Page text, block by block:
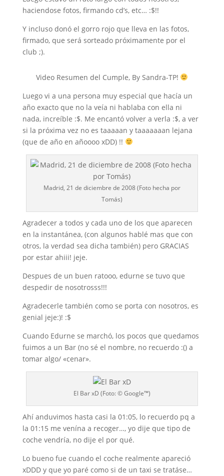
haciendose fotos, firmando cd’s, etc… :$!!
Y incluso donó el gorro rojo que lleva en las fotos,
firmado, que será sorteado próximamente por el
club ;).
Video Resumen del Cumple, By Sandra-TP!
Luego vi a una persona muy especial que hacía un
año exacto que no la veía ni hablaba con ella ni
nada, increíble :$. Me encantó volver a verla :$, a ver
si la próxima vez no es taaaaan y taaaaaaan lejana
(que de año en añoooo xDD) !!
Madrid, 21 de diciembre de 2008 (Foto hecha por
Tomás)
Agradecer a todos y cada uno de los que aparecen
en la instantánea, (con algunos hablé mas que con
otros, la verdad sea dicha también) pero GRACIAS
por estar ahiii! jeje.
Despues de un buen ratooo, edurne se tuvo que
despedir de nosotrosss!!!
Agradecerle también como se porta con nosotros, es
genial jeje:)! :$
Cuando Edurne se marchó, los pocos que quedamos
fuimos a un Bar (no sé el nombre, no recuerdo :() a
tomar algo/ «cenar».
El Bar xD (Foto: © Google™)
Ahí anduvimos hasta casi la 01:05, lo recuerdo pq a
la 01:15 me venína a recoger…, yo dije que tipo de
coche vendría, no dije el por qué.
Lo bueno fue cuando el coche realmente apareció
xDDD y que yo paré como si de un taxi se tratáse…